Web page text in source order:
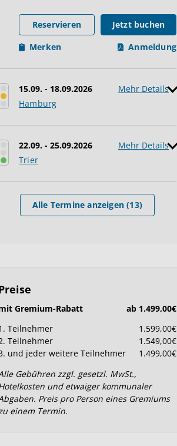
Reservieren
Jetzt buchen
Merken
Anmeldung
15.09. - 18.09.2026
Hamburg
Mehr Details
22.09. - 25.09.2026
Trier
Mehr Details
Alle Termine anzeigen (13)
Gremium-Rabatt
ab 1.499,00€
Teilnehmer
1.599,00€
Teilnehmer
1.549,00€
und jeder weitere Teilnehmer
1.499,00€
Gebühren zzgl. gesetzl. MwSt.,
und etwaiger kommunaler
Preis pro Person eines Gremiums
einem Termin.